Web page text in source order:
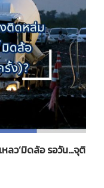
ลว’มิดล้อ รอวัน…จุติ